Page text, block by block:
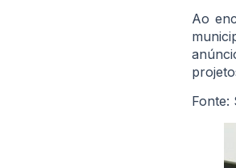
Ao
Fonte: